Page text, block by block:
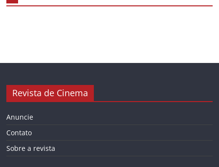
Revista de Cinema
Anuncie
Contato
Sobre a revista